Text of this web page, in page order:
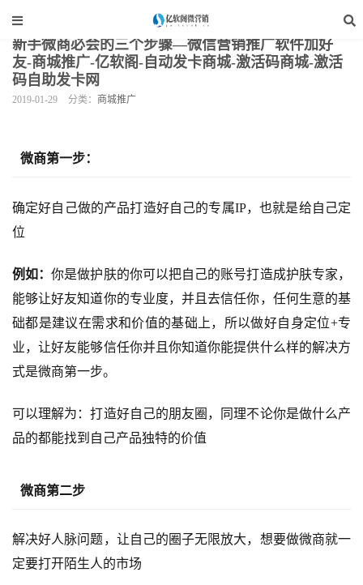
当前位置： 网站装修 > 商城推广
新手微商必会的三个步骤—微信营销推广软件加好
友-商城推广-亿软阁-自动发卡商城-激活码商城-激活
码自助发卡网
2019-01-29 分类： 商城推广
微商第一步：
确定好自己做的产品打造好自己的专属IP，也就是给自己定
位
例如：你是做护肤的你可以把自己的账号打造成护肤专家，
能够让好友知道你的专业度，并且去信任你，任何生意的基
础都是建议在需求和价值的基础上，所以做好自身定位+专
业，让好友能够信任你并且你知道你能提供什么样的解决方
式是微商第一步。
可以理解为：打造好自己的朋友圈，同理不论你是做什么产
品的都能找到自己产品独特的价值
微商第二步
解决好人脉问题，让自己的圈子无限放大，想要做微商就一
定要打开陌生人的市场